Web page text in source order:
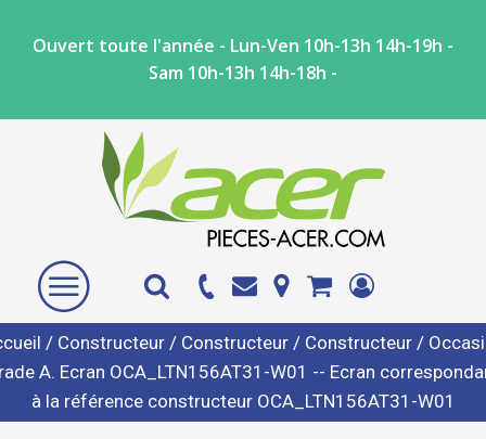
Ouvert toute l'année - Lun-Ven 10h-13h 14h-19h -
Sam 10h-13h 14h-18h -
/ Constructeur/ Constructeur/ Constructeur/
A. Ecran OCA_LTN156AT31-W01 -- Ecran
à la référence constructeur OCA_LTN156AT31-W01